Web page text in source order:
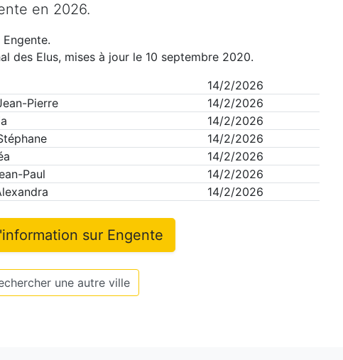
en 2026.
Engente.
des Elus, mises à jour le 10 septembre 2020.
14/2/2026
Pierre
14/2/2026
14/2/2026
14/2/2026
14/2/2026
Paul
14/2/2026
14/2/2026
sur Engente
une autre ville